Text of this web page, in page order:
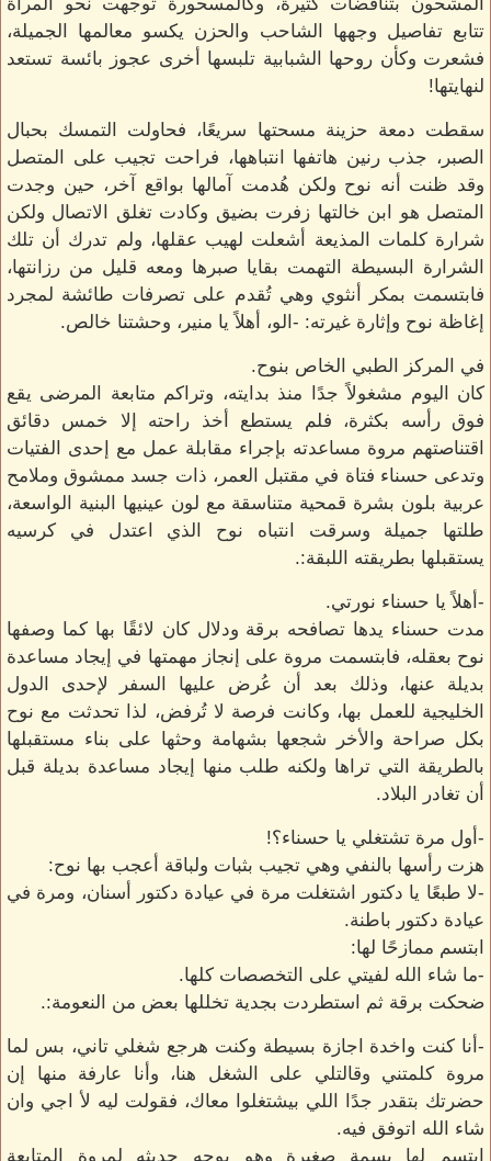
تتابع تفاصيل وجهها الشاحب والحزن يكسو معالمها الجميلة،
فشعرت وكأن روحها الشبابية تلبسها أخرى عجوز بائسة تستعد
لنهايتها!
سقطت دمعة حزينة مسحتها سريعًا، فحاولت التمسك بحبال
الصبر، جذب رنين هاتفها انتباهها، فراحت تجيب على المتصل
وقد ظنت أنه نوح ولكن هُدمت آمالها بواقع آخر، حين وجدت
المتصل هو ابن خالتها زفرت بضيق وكادت تغلق الاتصال ولكن
شرارة كلمات المذيعة أشعلت لهيب عقلها، ولم تدرك أن تلك
الشرارة البسيطة التهمت بقايا صبرها ومعه قليل من رزانتها،
فابتسمت بمكر أنثوي وهي تُقدم على تصرفات طائشة لمجرد
إغاظة نوح وإثارة غيرته: -الو، أهلاً يا منير، وحشتنا خالص.
في المركز الطبي الخاص بنوح.
كان اليوم مشغولاً جدًا منذ بدايته، وتراكم متابعة المرضى يقع
فوق رأسه بكثرة، فلم يستطع أخذ راحته إلا خمس دقائق
اقتناصتهم مروة مساعدته بإجراء مقابلة عمل مع إحدى الفتيات
وتدعى حسناء فتاة في مقتبل العمر، ذات جسد ممشوق وملامح
عربية بلون بشرة قمحية متناسقة مع لون عينيها البنية الواسعة،
طلتها جميلة وسرقت انتباه نوح الذي اعتدل في كرسيه
يستقبلها بطريقته اللبقة:.
-أهلاً يا حسناء نورتي.
مدت حسناء يدها تصافحه برقة ودلال كان لائقًا بها كما وصفها
نوح بعقله، فابتسمت مروة على إنجاز مهمتها في إيجاد مساعدة
بديلة عنها، وذلك بعد أن عُرض عليها السفر لإحدى الدول
الخليجية للعمل بها، وكانت فرصة لا تُرفض، لذا تحدثت مع نوح
بكل صراحة والأخر شجعها بشهامة وحثها على بناء مستقبلها
بالطريقة التي تراها ولكنه طلب منها إيجاد مساعدة بديلة قبل
أن تغادر البلاد.
-أول مرة تشتغلي يا حسناء؟!
هزت رأسها بالنفي وهي تجيب بثبات ولباقة أعجب بها نوح:
-لا طبعًا يا دكتور اشتغلت مرة في عيادة دكتور أسنان، ومرة في
عيادة دكتور باطنة.
ابتسم ممازحًا لها:
-ما شاء الله لفيتي على التخصصات كلها.
ضحكت برقة ثم استطردت بجدية تخللها بعض من النعومة:.
-أنا كنت واخدة اجازة بسيطة وكنت هرجع شغلي تاني، بس لما
مروة كلمتني وقالتلي على الشغل هنا، وأنا عارفة منها إن
حضرتك بتقدر جدًا اللي بيشتغلوا معاك، فقولت ليه لأ اجي وان
شاء الله اتوفق فيه.
ابتسم لها بسمة صغيرة وهو يوجه حديثه لمروة المتابعة